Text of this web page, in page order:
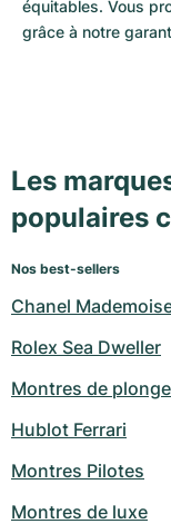
équitables. Vous
grâce à notre
Les
populaires
Nos best-sellers
Chanel
Rolex Sea Dweller
Montres de
Hublot Ferrari
Montres Pilotes
Montres de luxe